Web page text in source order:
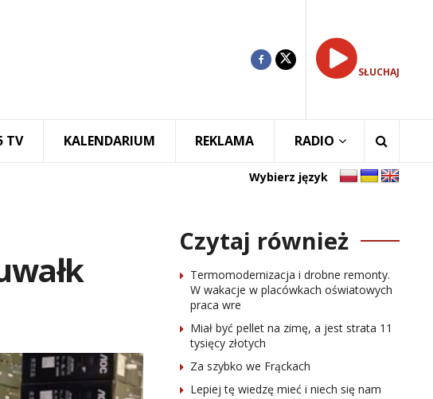
SŁUCHAJ
TV KALENDARIUM REKLAMA RADIO
Wybierz język
Czytaj również
Termomodernizacja i drobne remonty.
W wakacje w placówkach oświatowych
praca wre
Miał być pellet na zimę, a jest strata 11
tysięcy złotych
Za szybko we Frąckach
Lepiej tę wiedzę mieć i niech się nam